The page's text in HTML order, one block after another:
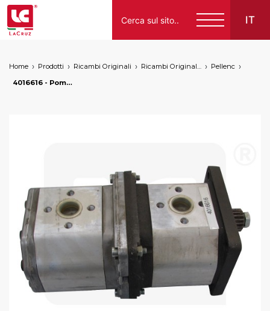
IT
Italiano
Home Prodotti Ricambi Originali Ricambi Originali Nuovo
Pellenc
4016616 - Pompa idraulica doppia GR3 26.4/26.4CC D, markets: []string{"A", "B", "HU"}